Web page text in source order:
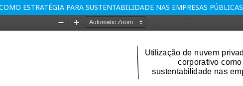
ESTRATÉGIA PARA SUSTENTABILIDADE NAS EMPRESAS PÚBLICAS